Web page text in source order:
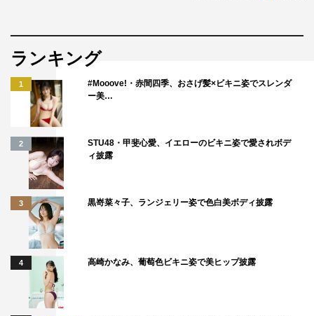
ランキング
1
#Mooove!・赤間四季、おさげ髪×ビキニ姿でスレンダ
ー美…
2
STU48・甲斐心愛、イエローのビキニ姿で愛されボデ
ィ披露
3 黒嵜菜々子、ランジェリー姿で色白美ボディ披露
4 高崎かなみ、葡萄色ビキニ姿で美ヒップ披露